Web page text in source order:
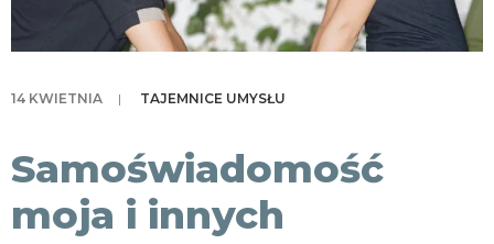
14 KWIETNIA | TAJEMNICE UMYSŁU
Samoświadomość
moja i innych